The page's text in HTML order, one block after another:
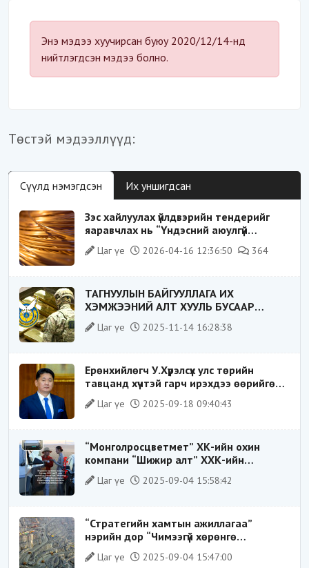
Энэ мэдээ хуучирсан буюу 2020/12/14-нд
нийтлэгдсэн мэдээ болно.
Төстэй мэдээллүүд:
Сүүлд нэмэгдсэн Их уншигдсан
Зэс хайлуулах үйлдвэрийн тендерийг
яаравчлах нь “Үндэсний аюулгүй
байдал“-д эрсдэлтэй юу?
Цаг үе 2026-04-16 12:36:50 364
ТАГНУУЛЫН БАЙГУУЛЛАГА ИХ
ХЭМЖЭЭНИЙ АЛТ ХУУЛЬ БУСААР
ХИЛЭЭР ГАРГАХ ГЭЖ БАЙСАН
ҮЙЛДЛИЙГ ТАСЛАН ЗОГСООЛОО
Цаг үе 2025-11-14 16:28:38
Ерөнхийлөгч У.Хүрэлсүх улс төрийн
тавцанд хүчтэй гарч ирэхдээ өөрийгөө
шударга ёсны төлөө тэмцэгч, “хуучин
тогтолцооны хонгилыг нураагч” гэсэн
Цаг үе 2025-09-18 09:40:43
“Монголросцветмет” ХК-ийн охин
компани “Шижир алт” ХХК-ийн
Гүйцэтгэх захирлаар ажиллаж байсан
О.Баттөмөрт холбогдох хэрэг хаашаа
Цаг үе 2025-09-04 15:58:42
“Стратегийн хамтын ажиллагаа”
нэрийн дор “Чимээгүй хөрөнгө
хуримтлал”
Цаг үе 2025-09-04 15:47:00